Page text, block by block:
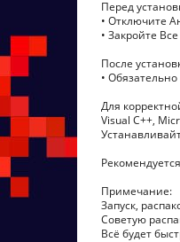
Перед
• Отключите
• Закройте
После
•
Для
Visual C++,
Примечание:
Запуск,
Советую
Всё будет